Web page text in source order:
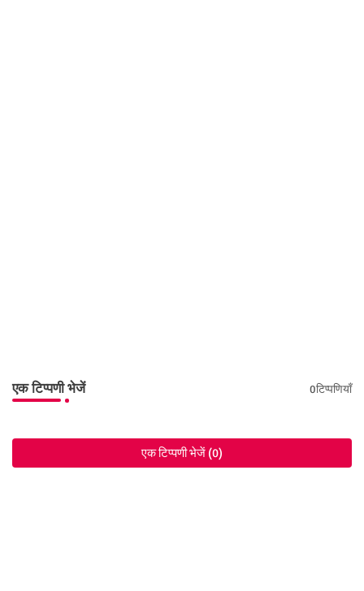
एक टिप्पणी भेजें 0टिप्पणियाँ
एक टिप्पणी भेजें (0)